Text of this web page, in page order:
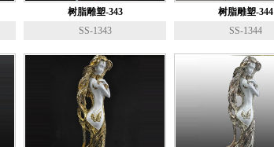
树脂雕塑-343
SS-1343
树脂雕塑-344
SS-1344